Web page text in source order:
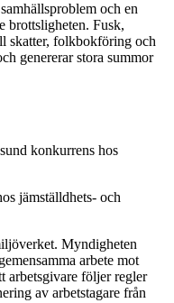
och en
brottsligheten. Fusk,
skatter, folkbokföring och
genererar stora summor
konkurrens hos
jämställdhets- och
Myndigheten
arbete mot
arbetsgivare följer regler
av arbetstagare från